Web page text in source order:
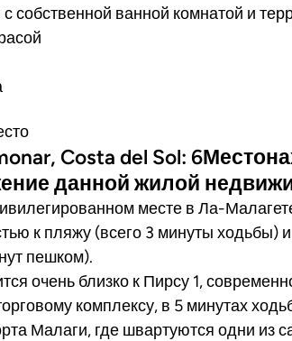
собственной ванной комнатой и
Costa del Sol:
данной жилой
месте в Ла-
к пляжу (всего 3 минуты ходьбы)
пешком).
очень близко к Пирсу 1,
комплексу, в 5 минутах
Малаги, где швартуются одни из